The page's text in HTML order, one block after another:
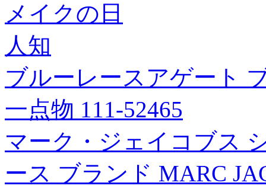
メイクの日
人知
ブルーレースアゲート
一点物 111-52465
マーク・ジェイコブス
ース ブランド MARC